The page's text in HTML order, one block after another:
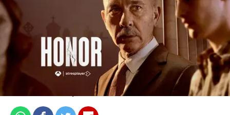
atresplayer
17 de julio de 2023, 13:14